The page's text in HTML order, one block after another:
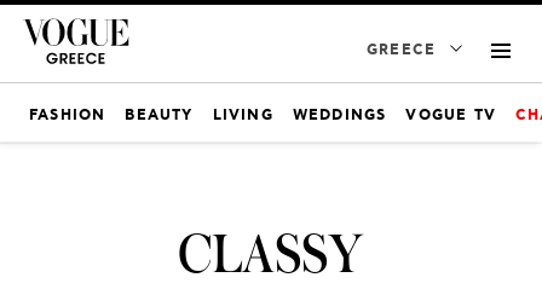
GREECE
FASHION BEAUTY LIVING WEDDINGS VOGUE TV
CLASSY